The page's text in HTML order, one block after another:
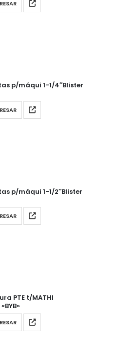
p/máqui 1-1/4″Blister
p/máqui 1-1/2″Blister
PTE t/MATHI